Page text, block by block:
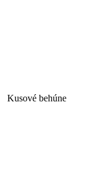
Kusové behúne